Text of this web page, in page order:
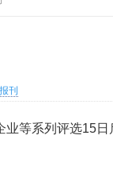
刊
等系列评选15